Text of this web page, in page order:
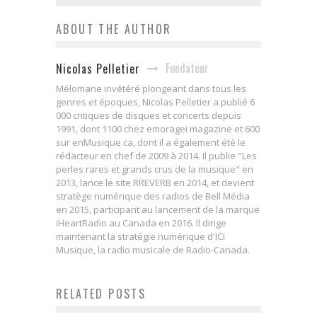
ABOUT THE AUTHOR
Nicolas Pelletier Fondateur
Mélomane invétéré plongeant dans tous les
genres et époques, Nicolas Pelletier a publié 6
000 critiques de disques et concerts depuis
1991, dont 1100 chez emoragei magazine et 600
sur enMusique.ca, dont il a également été le
rédacteur en chef de 2009 à 2014. Il publie "Les
perles rares et grands crus de la musique" en
2013, lance le site RREVERB en 2014, et devient
stratège numérique des radios de Bell Média
en 2015, participant au lancement de la marque
iHeartRadio au Canada en 2016. Il dirige
maintenant la stratégie numérique d'ICI
Musique, la radio musicale de Radio-Canada.
RELATED POSTS